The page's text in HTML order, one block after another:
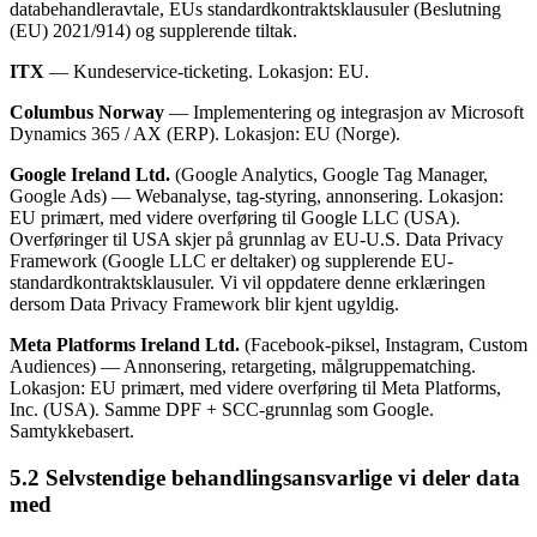
databehandleravtale, EUs standardkontraktsklausuler (Beslutning
(EU) 2021/914) og supplerende tiltak.
ITX — Kundeservice-ticketing. Lokasjon: EU.
Columbus Norway — Implementering og integrasjon av Microsoft
Dynamics 365 / AX (ERP). Lokasjon: EU (Norge).
Google Ireland Ltd. (Google Analytics, Google Tag Manager,
Google Ads) — Webanalyse, tag-styring, annonsering. Lokasjon:
EU primært, med videre overføring til Google LLC (USA).
Overføringer til USA skjer på grunnlag av EU-U.S. Data Privacy
Framework (Google LLC er deltaker) og supplerende EU-
standardkontraktsklausuler. Vi vil oppdatere denne erklæringen
dersom Data Privacy Framework blir kjent ugyldig.
Meta Platforms Ireland Ltd. (Facebook-piksel, Instagram, Custom
Audiences) — Annonsering, retargeting, målgruppematching.
Lokasjon: EU primært, med videre overføring til Meta Platforms,
Inc. (USA). Samme DPF + SCC-grunnlag som Google.
Samtykkebasert.
5.2 Selvstendige behandlingsansvarlige vi deler data
med